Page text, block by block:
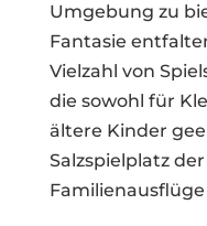
Umgebung zu
Fantasie
Vielzahl von
die sowohl für
ältere Kinder
Salzspielplatz